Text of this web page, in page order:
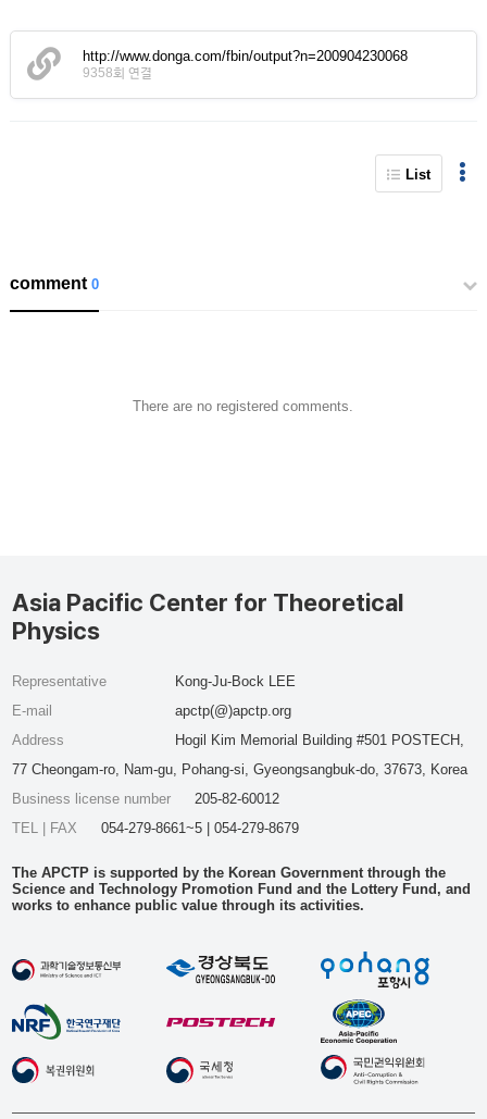
http://www.donga.com/fbin/output?n=200904230068
9358회 연결
List
comment0
There are no registered comments.
Asia Pacific Center for Theoretical
Physics
Representative
Kong-Ju-Bock LEE
E-mail
apctp(@)apctp.org
Address
Hogil Kim Memorial Building #501 POSTECH,
77 Cheongam-ro, Nam-gu, Pohang-si, Gyeongsangbuk-do, 37673, Korea
Business license number
205-82-60012
TEL | FAX
054-279-8661~5 | 054-279-8679
The APCTP is supported by the Korean Government through the
Science and Technology Promotion Fund and the Lottery Fund, and
works to enhance public value through its activities.